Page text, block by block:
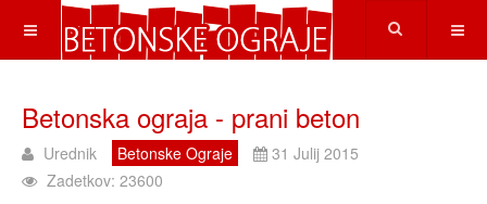
Betonska ograja - prani beton
Urednik Betonske Ograje
31 Julij 2015
Zadetkov: 23600